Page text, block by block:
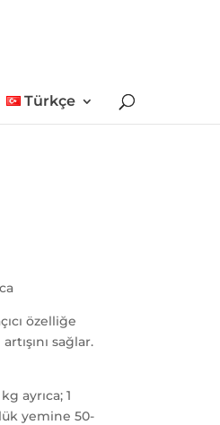
Türkçe
özelliğe
sağlar.
ayrıca; 1
yemine 50-